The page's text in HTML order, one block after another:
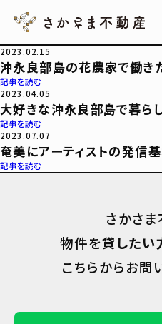
2023.02.15
沖永良部島の花農家で働き
記事を読む
2023.04.05
大好きな沖永良部島で暮ら
記事を読む
2023.07.07
奄美にアーティストの発信基
記事を読む
さかさ
物件を貸したい
こちらからお問